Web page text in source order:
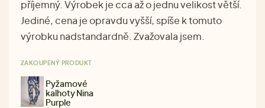
příjemný. Výrobek je cca až o jednu velikost větší.
Jediné, cena je opravdu vyšší, spíše k tomuto
výrobku nadstandardně. Zvažovala jsem.
ZAKOUPENÝ PRODUKT
Pyžamové
kalhoty Nina
Purple